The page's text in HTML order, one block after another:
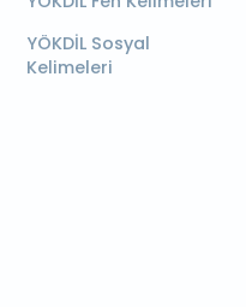
YÖKDİL Sosyal
Kelimeleri